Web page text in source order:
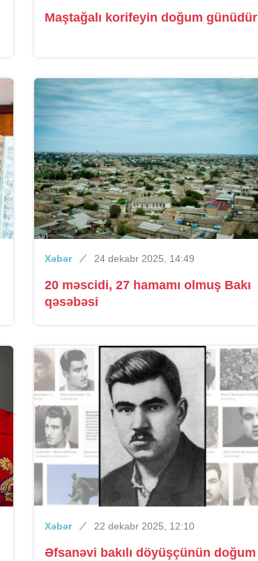
Maştağalı korifeyin doğum günüdür
Xəbər 24 dekabr 2025, 14:49
20 məscidi, 27 hamamı olmuş Bakı
qəsəbəsi
Xəbər 22 dekabr 2025, 12:10
Əfsanəvi bakılı döyüşçünün doğum